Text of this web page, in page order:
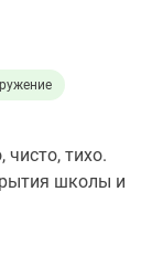
тихо.
школы и